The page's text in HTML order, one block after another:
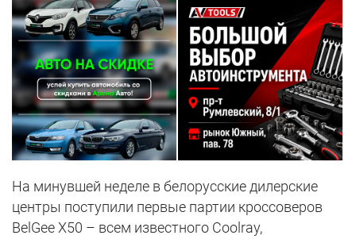
На минувшей неделе в белорусские дилерские
центры поступили первые партии кроссоверов
BelGee X50 – всем известного Coolray,